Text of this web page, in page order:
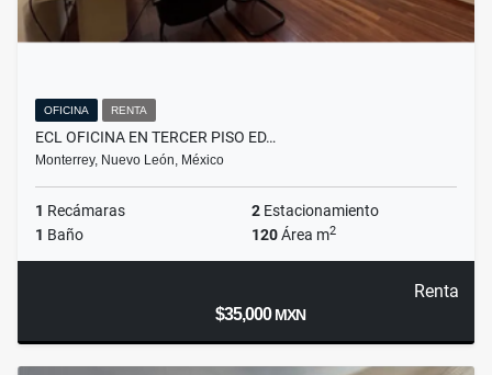
OFICINA RENTA
ECL OFICINA EN TERCER PISO ED…
Monterrey, Nuevo León, México
1 Recámaras 2 Estacionamiento
1 Baño 120Área m2
Renta
$35,000MXN